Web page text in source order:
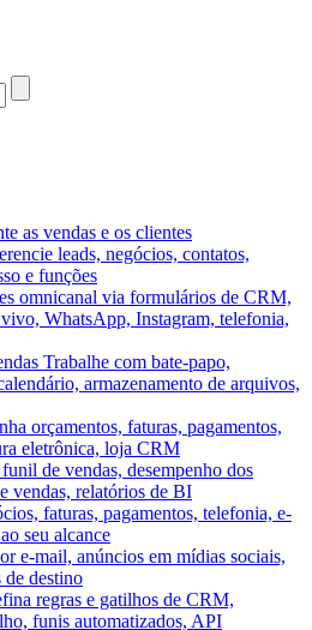
as vendas e os clientes
leads, negócios, contatos,
e funções
omnicanal via formulários de CRM,
WhatsApp, Instagram, telefonia,
Trabalhe com bate-papo,
armazenamento de arquivos,
orçamentos, faturas, pagamentos,
eletrônica, loja CRM
de vendas, desempenho dos
vendas, relatórios de BI
faturas, pagamentos, telefonia, e-
seu alcance
e-mail, anúncios em mídias sociais,
de destino
regras e gatilhos de CRM,
funis automatizados, API